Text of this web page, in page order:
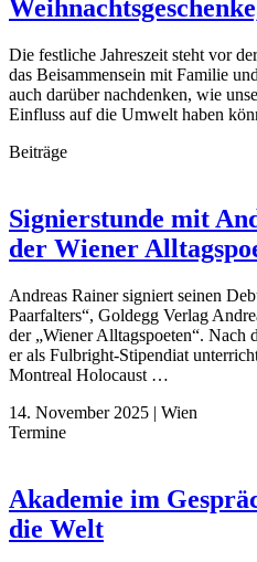
Die festliche Jahreszeit steht vor
das Beisammensein mit Familie
auch darüber nachdenken, wie
Einfluss auf die Umwelt haben
Beiträge
Signierstunde mit
der Wiener
Andreas Rainer signiert seinen
Paarfalters“, Goldegg Verlag
der „Wiener Alltagspoeten“. Nach
er als Fulbright-Stipendiat
Montreal Holocaust …
14. November 2025 | Wien
Termine
Akademie im
die Welt